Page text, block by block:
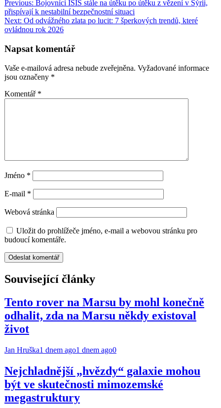
Share
Navigace
pro
příspěvek
Previous: Bojovníci ISIS stále na útěku po útěku z vězení v Sýrii,
přispívají k nestabilní bezpečnostní situaci
Next: Od odvážného zlata po lucit: 7 šperkových trendů, které
ovládnou rok 2026
Napsat komentář
Vaše e-mailová adresa nebude zveřejněna. Vyžadované informace
jsou označeny *
Komentář *
Jméno *
E-mail *
Webová stránka
Uložit do prohlížeče jméno, e-mail a webovou stránku pro
budoucí komentáře.
Související články
Tento rover na Marsu by mohl konečně
odhalit, zda na Marsu někdy existoval
život
Jan Hruška1 dnem ago1 dnem ago0
Nejchladnější „hvězdy“ galaxie mohou
být ve skutečnosti mimozemské
megastruktury